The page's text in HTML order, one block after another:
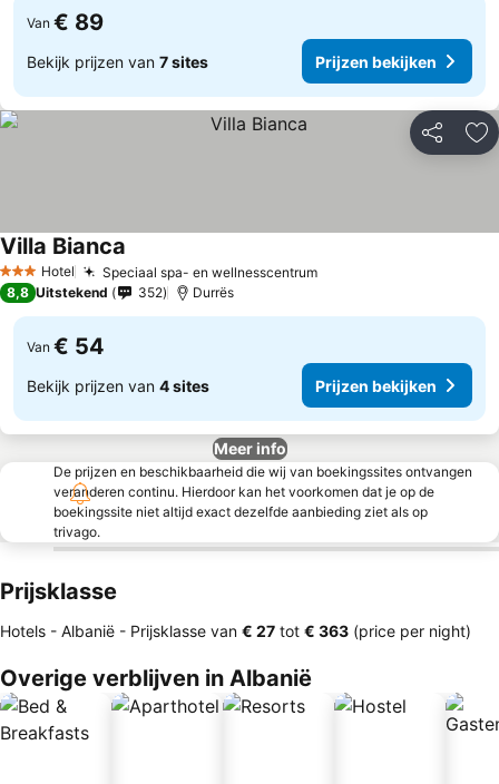
Van € 89
Bekijk prijzen van 7 sites Prijzen bekijken
Delen
3 SterrenHotel Speciaal spa- en wellnesscentrum
Villa Bianca
8,8 Uitstekend 352 Durrës
Van € 54
Bekijk prijzen van 4 sites Prijzen bekijken
Meer info
De prijzen en beschikbaarheid die wij van boekingssites ontvangen
veranderen continu. Hierdoor kan het voorkomen dat je op de
boekingssite niet altijd exact dezelfde aanbieding ziet als op
trivago.
Prijsklasse
Hotels - Albanië - Prijsklasse van ‎€ 27 tot ‎€ 363 (price per night)
Overige verblijven in Albanië